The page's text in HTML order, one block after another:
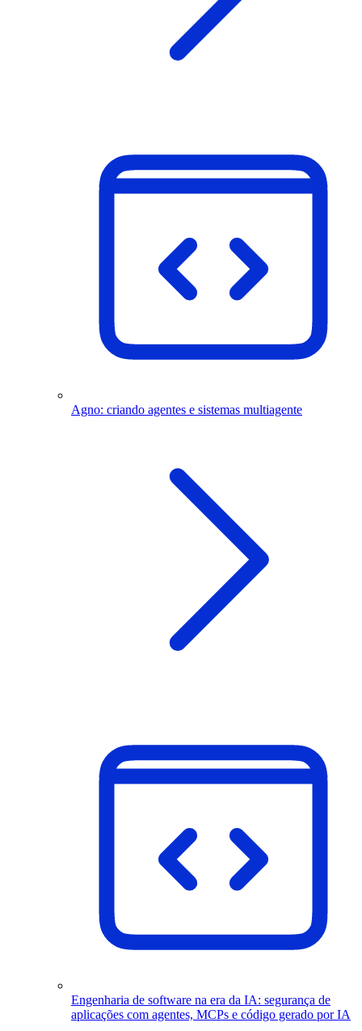
Agno: criando agentes e sistemas multiagente
Engenharia de software na era da IA: segurança de
aplicações com agentes, MCPs e código gerado por IA